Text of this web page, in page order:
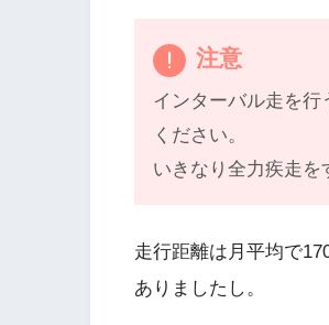
注意
インターバル走を行
ください。
いきなり全力疾走を
走行距離は月平均で
ありましたし。